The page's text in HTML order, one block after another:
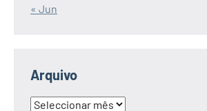
« Jun
Arquivo
Arquivo